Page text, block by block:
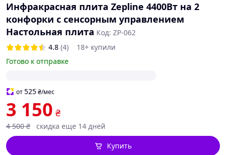
Инфракрасная плита Zepline 4400Вт на 2
конфорки с сенсорным управлением
Настольная плита Код: ZP-062
4.8 (4)
18+ купили
Готово к отправке
от525₴/мес
3 150 ₴
4 500 ₴ скидка еще 14 дней
Купить